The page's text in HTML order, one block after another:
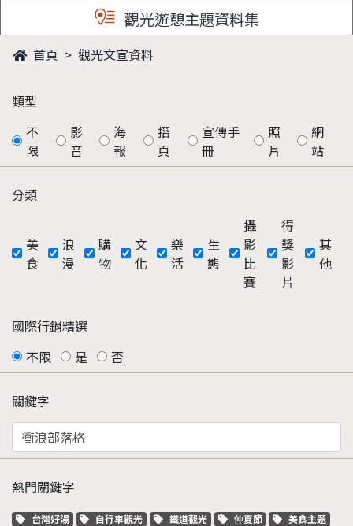
觀光遊憩主題資料集
首頁 觀光文宣資料
類型
不
限
影
音
海
報
摺
頁
宣傳手
冊
照
片
網
站
分類
美
食
浪
漫
購
物
文
化
樂
活
生
態
攝
影
比
賽
得
獎
影
片
其
他
國際行銷精選
不限
是 否
關鍵字
熱門關鍵字
關鍵字標籤
台灣好湯 關鍵字標籤
自行車觀光 關鍵字標籤
鐵道觀光 關鍵字標籤
仲夏節 關鍵字標籤
美食主題